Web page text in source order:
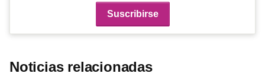
Noticias relacionadas